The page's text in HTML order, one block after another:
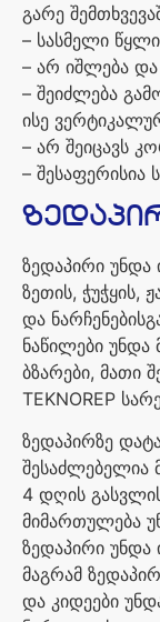
გარე
– სასმელი
– არ იშლება და
– შეიძლება
ისე
– არ შეიცავს
– შესაფერისია
ზედაპირი უნდა
ზეთის, ჭუჭყის,
და
ნაწილები უნდა
ბზარები, მათი
TEKNOREP
ზედაპირზე
შესაძლებელია
4 დღის
მიმართულება
ზედაპირი უნდა
მაგრამ
და კიდეები